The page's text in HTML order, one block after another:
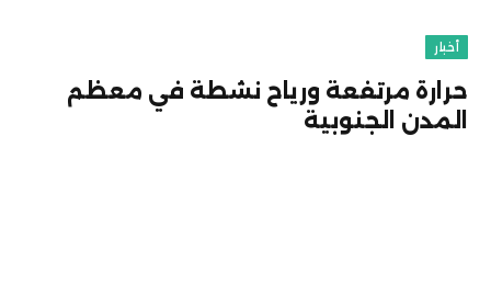
أخبار
حرارة مرتفعة ورياح نشطة في معظم
المدن الجنوبية